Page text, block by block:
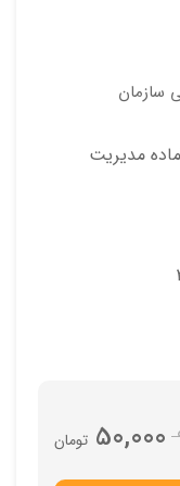
سازمان
مدیریت
تومان 50,000